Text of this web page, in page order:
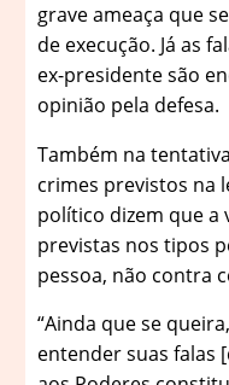
grave ameaça que
de execução. Já as
ex-presidente são
opinião pela defesa.
Também na
crimes previstos na
político dizem que a
previstas nos tipos
pessoa, não contra
“Ainda que se
entender suas falas